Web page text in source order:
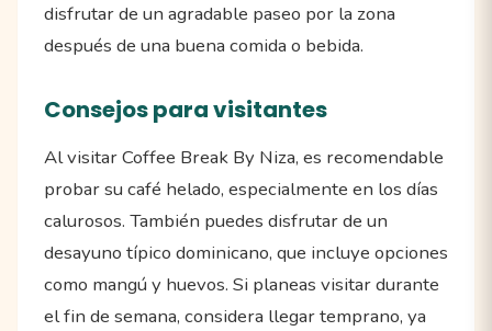
disfrutar de un agradable paseo por la zona
después de una buena comida o bebida.
Consejos para visitantes
Al visitar Coffee Break By Niza, es recomendable
probar su café helado, especialmente en los días
calurosos. También puedes disfrutar de un
desayuno típico dominicano, que incluye opciones
como mangú y huevos. Si planeas visitar durante
el fin de semana, considera llegar temprano, ya